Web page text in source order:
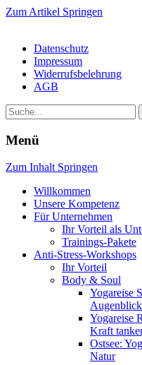
Zum Artikel Springen
Datenschutz
Impressum
Widerrufsbelehrung
AGB
Menü
Zum Inhalt Springen
Willkommen
Unsere Kompetenz
Für Unternehmen
Ihr Vorteil als
Trainings-Pakete
Anti-Stress-Workshops
Ihr Vorteil
Body & Soul
Yogareise
Yogareise
Kraft
Ostsee:
Natur